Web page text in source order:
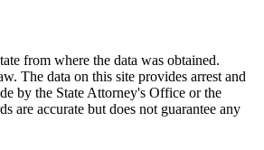
from where the data was obtained.
The data on this site provides arrest and
by the State Attorney's Office or the
are accurate but does not guarantee any